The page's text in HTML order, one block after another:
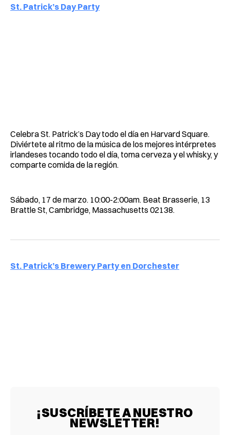
St. Patrick’s Day Party
Celebra St. Patrick’s Day todo el día en Harvard Square.
Diviértete al ritmo de la música de los mejores intérpretes
irlandeses tocando todo el día, toma cerveza y el whisky, y
comparte comida de la región.
Sábado, 17 de marzo. 10:00-2:00am. Beat Brasserie, 13
Brattle St, Cambridge, Massachusetts 02138.
St. Patrick’s Brewery Party en Dorchester
¡SUSCRÍBETE A NUESTRO
NEWSLETTER!